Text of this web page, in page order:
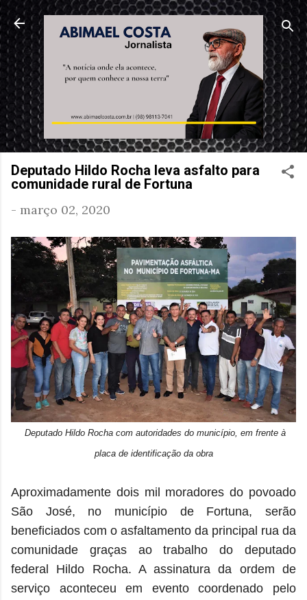
Pular para o conteúdo principal
Deputado Hildo Rocha leva asfalto para
comunidade rural de Fortuna
- março 02, 2020
Deputado Hildo Rocha com autoridades do município, em frente à
placa de identificação da obra
Aproximadamente dois mil moradores do povoado
São José, no município de Fortuna, serão
beneficiados com o asfaltamento da principal rua da
comunidade graças ao trabalho do deputado
federal Hildo Rocha. A assinatura da ordem de
serviço aconteceu em evento coordenado pelo